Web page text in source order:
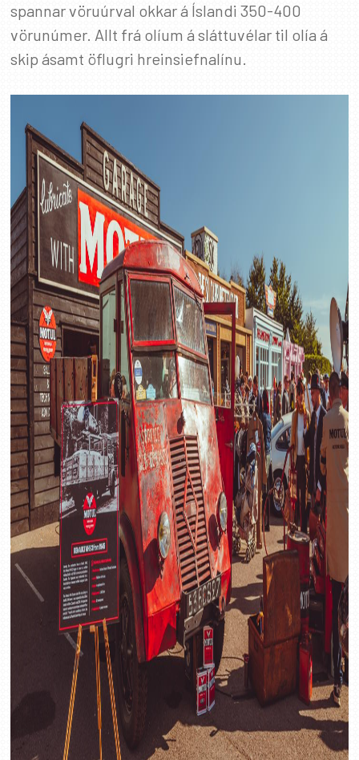
spannar vöruúrval okkar á Íslandi 350-400
vörunúmer. Allt frá olíum á sláttuvélar til olía á
skip ásamt öflugri hreinsiefnalínu.